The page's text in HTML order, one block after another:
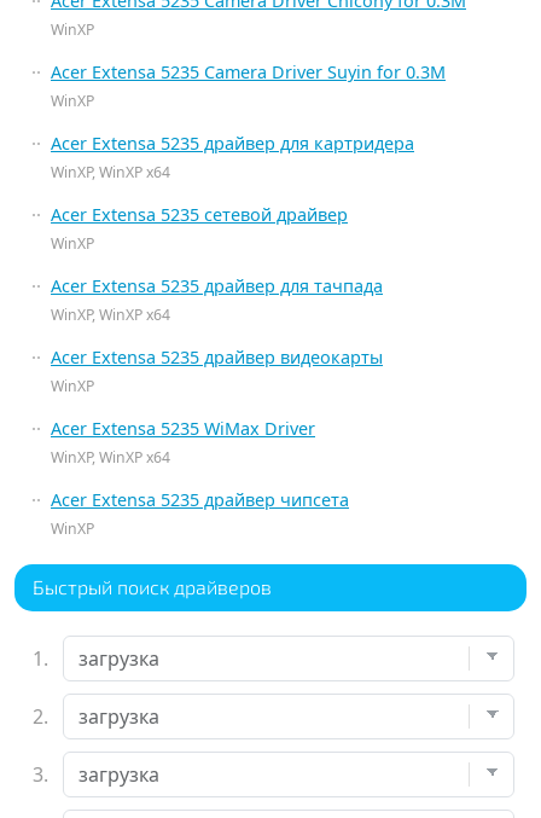
WinXP
Acer Extensa 5235 Camera Driver Suyin for 0.3M
WinXP
Acer Extensa 5235 драйвер для картридера
WinXP, WinXP x64
Acer Extensa 5235 сетевой драйвер
WinXP
Acer Extensa 5235 драйвер для тачпада
WinXP, WinXP x64
Acer Extensa 5235 драйвер видеокарты
WinXP
Acer Extensa 5235 WiMax Driver
WinXP, WinXP x64
Acer Extensa 5235 драйвер чипсета
WinXP
Быстрый поиск драйверов
1.
2.
3.